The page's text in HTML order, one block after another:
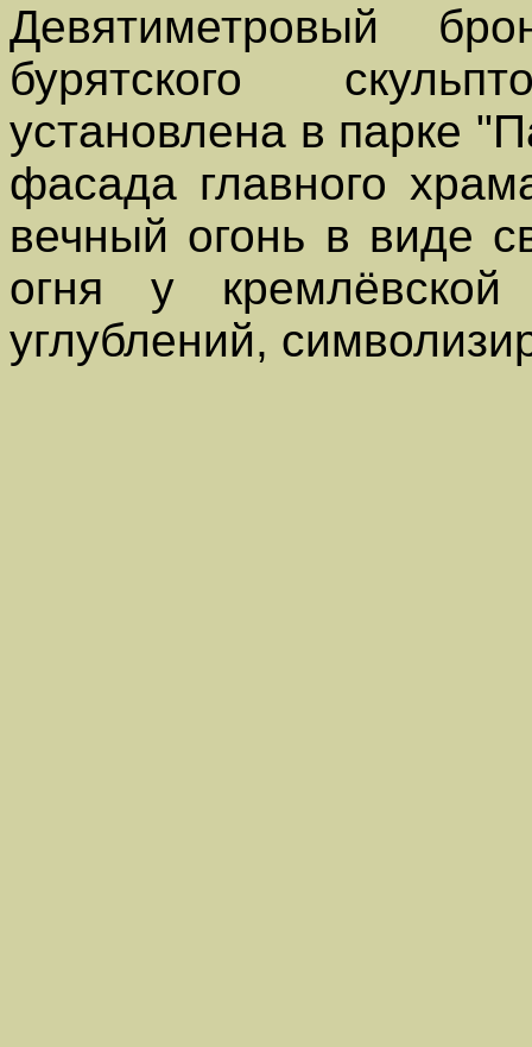
Девятиметровый
бурятского
установлена в парке
фасада главного
вечный огонь в виде
огня у
углублений,